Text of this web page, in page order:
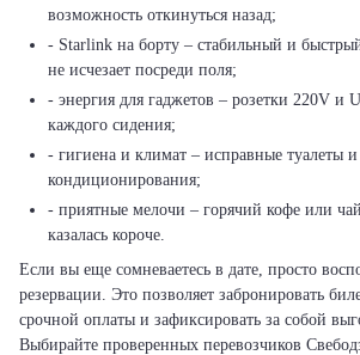
возможность откинуться назад;
- Starlink на борту – стабильный и
не исчезает посреди поля;
- энергия для гаджетов – розетки 220V и
каждого сидения;
- гигиена и климат – исправные туалеты и
кондиционирования;
- приятные мелочи – горячий кофе или
казалась короче.
Если вы еще сомневаетесь в дате, просто
резервации. Это позволяет забронировать
срочной оплаты и зафиксировать за собой
Выбирайте проверенных перевозчиков